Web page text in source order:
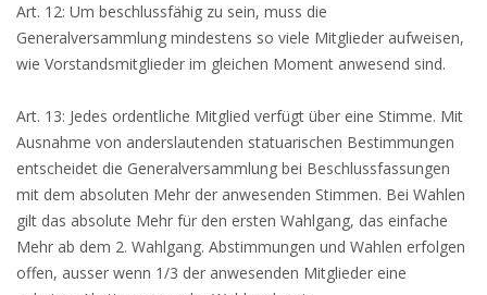
Art. 12: Um beschlussfähig zu sein, muss die
Generalversammlung mindestens so viele Mitglieder aufweisen,
wie Vorstandsmitglieder im gleichen Moment anwesend sind.
Art. 13: Jedes ordentliche Mitglied verfügt über eine Stimme. Mit
Ausnahme von anderslautenden statuarischen Bestimmungen
entscheidet die Generalversammlung bei Beschlussfassungen
mit dem absoluten Mehr der anwesenden Stimmen. Bei Wahlen
gilt das absolute Mehr für den ersten Wahlgang, das einfache
Mehr ab dem 2. Wahlgang. Abstimmungen und Wahlen erfolgen
offen, ausser wenn 1/3 der anwesenden Mitglieder eine